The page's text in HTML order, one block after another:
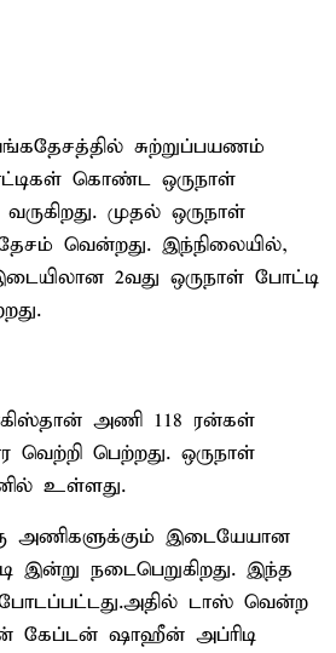
சுற்றுப்பயணம்
கொண்ட ஒருநாள்
முதல் ஒருநாள்
வென்றது. இந்நிலையில்,
2வது ஒருநாள் போட்டி
அணி 118 ரன்கள்
வெற்றி பெற்றது. ஒருநாள்
உள்ளது.
அணிகளுக்கும் இடையேயான
இன்று நடைபெறுகிறது. இந்த
டாஸ் வென்ற
கேப்டன் ஷாஹீன் அப்ரிடி